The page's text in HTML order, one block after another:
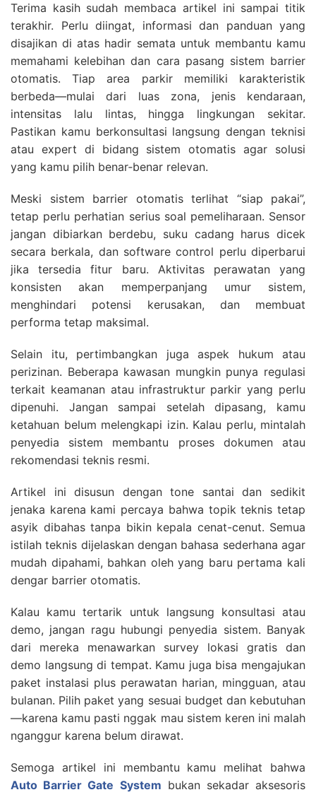
Terima kasih sudah membaca artikel ini sampai titik
terakhir. Perlu diingat, informasi dan panduan yang
disajikan di atas hadir semata untuk membantu kamu
memahami kelebihan dan cara pasang sistem barrier
otomatis. Tiap area parkir memiliki karakteristik
berbeda—mulai dari luas zona, jenis kendaraan,
intensitas lalu lintas, hingga lingkungan sekitar.
Pastikan kamu berkonsultasi langsung dengan teknisi
atau expert di bidang sistem otomatis agar solusi
yang kamu pilih benar‑benar relevan.
Meski sistem barrier otomatis terlihat “siap pakai”,
tetap perlu perhatian serius soal pemeliharaan. Sensor
jangan dibiarkan berdebu, suku cadang harus dicek
secara berkala, dan software control perlu diperbarui
jika tersedia fitur baru. Aktivitas perawatan yang
konsisten akan memperpanjang umur sistem,
menghindari potensi kerusakan, dan membuat
performa tetap maksimal.
Selain itu, pertimbangkan juga aspek hukum atau
perizinan. Beberapa kawasan mungkin punya regulasi
terkait keamanan atau infrastruktur parkir yang perlu
dipenuhi. Jangan sampai setelah dipasang, kamu
ketahuan belum melengkapi izin. Kalau perlu, mintalah
penyedia sistem membantu proses dokumen atau
rekomendasi teknis resmi.
Artikel ini disusun dengan tone santai dan sedikit
jenaka karena kami percaya bahwa topik teknis tetap
asyik dibahas tanpa bikin kepala cenat-cenut. Semua
istilah teknis dijelaskan dengan bahasa sederhana agar
mudah dipahami, bahkan oleh yang baru pertama kali
dengar barrier otomatis.
Kalau kamu tertarik untuk langsung konsultasi atau
demo, jangan ragu hubungi penyedia sistem. Banyak
dari mereka menawarkan survey lokasi gratis dan
demo langsung di tempat. Kamu juga bisa mengajukan
paket instalasi plus perawatan harian, mingguan, atau
bulanan. Pilih paket yang sesuai budget dan kebutuhan
—karena kamu pasti nggak mau sistem keren ini malah
nganggur karena belum dirawat.
Semoga artikel ini membantu kamu melihat bahwa
Auto Barrier Gate System bukan sekadar aksesoris